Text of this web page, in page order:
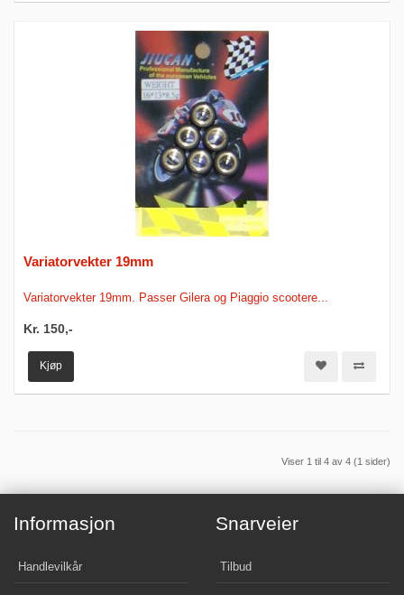
Variatorvekter 19mm
Variatorvekter 19mm. Passer Gilera og Piaggio scootere...
Kr. 150,-
Kjøp
Viser 1 til 4 av 4 (1 sider)
Informasjon
Handlevilkår
Snarveier
Tilbud